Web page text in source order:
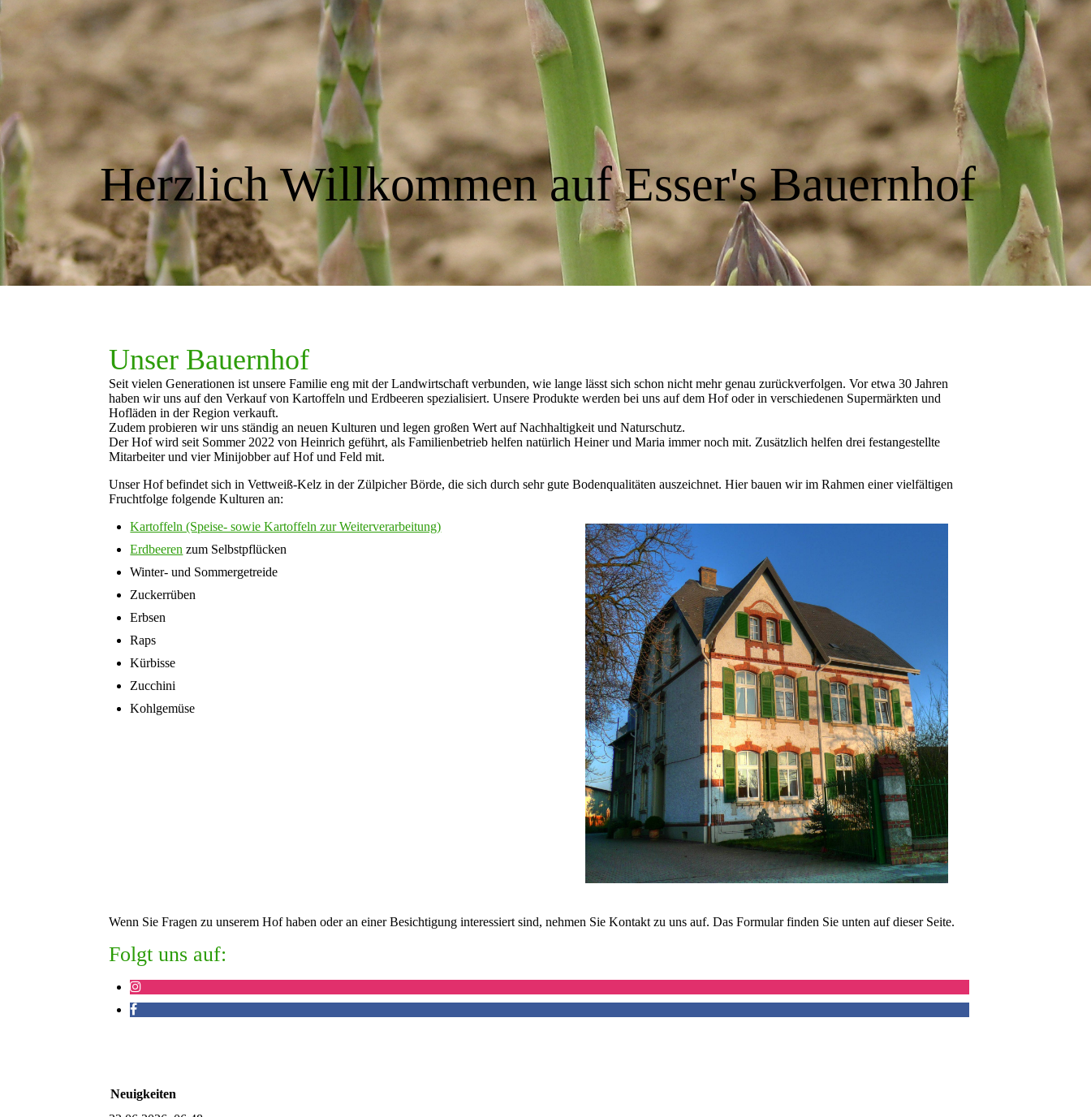
Herzlich Willkommen auf Esser's Bauernhof
Unser Bauernhof
Seit vielen Generationen ist unsere Familie eng mit der Landwirtschaft verbunden, wie lange lässt sich schon nicht mehr genau zurückverfolgen. Vor etwa 30 Jahren
haben wir uns auf den Verkauf von Kartoffeln und Erdbeeren spezialisiert. Unsere Produkte werden bei uns auf dem Hof oder in verschiedenen Supermärkten und
Hofläden in der Region verkauft.
Zudem probieren wir uns ständig an neuen Kulturen und legen großen Wert auf Nachhaltigkeit und Naturschutz.
Der Hof wird seit Sommer 2022 von Heinrich geführt, als Familienbetrieb helfen natürlich Heiner und Maria immer noch mit. Zusätzlich helfen drei festangestellte
Mitarbeiter und vier Minijobber auf Hof und Feld mit.
Unser Hof befindet sich in Vettweiß-Kelz in der Zülpicher Börde, die sich durch sehr gute Bodenqualitäten auszeichnet. Hier bauen wir im Rahmen einer vielfältigen
Fruchtfolge folgende Kulturen an:
Kartoffeln (Speise- sowie Kartoffeln zur Weiterverarbeitung)
Erdbeeren zum Selbstpflücken
Winter- und Sommergetreide
Zuckerrüben
Erbsen
Raps
Kürbisse
Zucchini
Kohlgemüse
Wenn Sie Fragen zu unserem Hof haben oder an einer Besichtigung interessiert sind, nehmen Sie Kontakt zu uns auf. Das Formular finden Sie unten auf dieser Seite.
Folgt uns auf:
Neuigkeiten